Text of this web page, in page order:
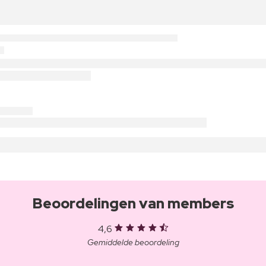
Beoordelingen van members
4,6
Gemiddelde beoordeling